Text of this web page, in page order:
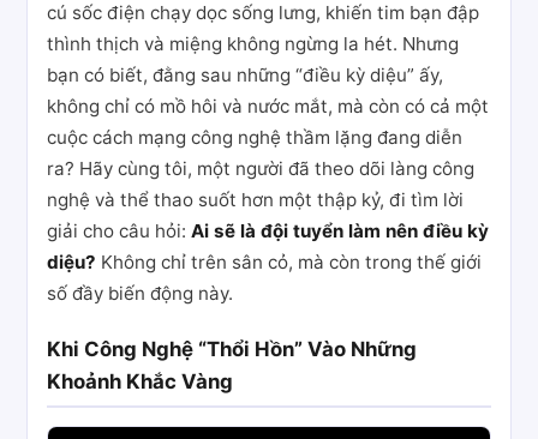
cú sốc điện chạy dọc sống lưng, khiến tim bạn đập
thình thịch và miệng không ngừng la hét. Nhưng
bạn có biết, đằng sau những “điều kỳ diệu” ấy,
không chỉ có mồ hôi và nước mắt, mà còn có cả một
cuộc cách mạng công nghệ thầm lặng đang diễn
ra? Hãy cùng tôi, một người đã theo dõi làng công
nghệ và thể thao suốt hơn một thập kỷ, đi tìm lời
giải cho câu hỏi: Ai sẽ là đội tuyển làm nên điều kỳ
diệu? Không chỉ trên sân cỏ, mà còn trong thế giới
số đầy biến động này.
Khi Công Nghệ “Thổi Hồn” Vào Những
Khoảnh Khắc Vàng